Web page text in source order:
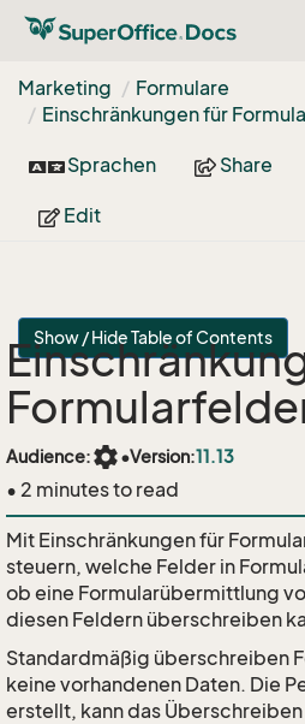
Marketing
Formulare
Einschränkungen für
Sprachen Share
Edit
Show / Hide Table of Contents
Audience:settings•Version:11.13
• 2 minutes to read
Mit Einschränkungen für
steuern, welche Felder in
ob eine Formularübermittlung
diesen Feldern überschreiben
Standardmäßig überschreiben
keine vorhandenen Daten. Die
erstellt, kann das